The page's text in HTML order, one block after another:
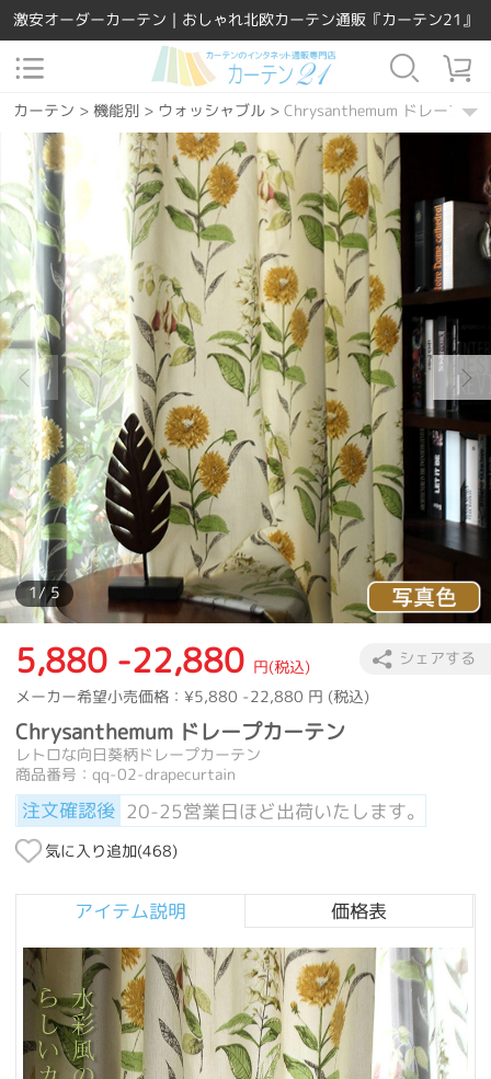
激安オーダーカーテン｜おしゃれ北欧カーテン通販『カーテン21』
カーテン > 機能別> ウォッシャブル> Chrysanthemum ドレープカ
カーテン
素材 >ポリエステル>Chrysanthemum ドレープカーテ
カーテン
場所で選ぶ > 寝室>Chrysanthemum ドレープカーテン
カーテン
> Easy Order >Chrysanthemum ドレープカーテン
カーテン
> 場所で選ぶ >リビング >Chrysanthemum ドレープカー
カーテン > 機能別 遮熱保温>
Chrysanthemum ドレープカーテン
カーテン> デザインテイスト>北欧風>Chrysanthemum ドレープ
カーテン>カーテンの種類> ドレープカーテン>
Chrysanthemum
カーテン>場所で選ぶ>ダイニング・キッチン >Chrysanthemum
カーテン>柄>花>Chrysanthemum ドレープカーテン
カーテン >柄>ボタニカル
Chrysanthemum ドレープカーテン
カーテン>柄>その他>Chrysanthemum ドレープカーテン
カーテン>デザインテイスト>ナチュラル >Chrysanthemum ドレ
カーテン>デザインテイスト> カジュアル>Chrysanthemum ドレ
カーテン>デザインテイスト> ハワイアン >Chrysanthemum ドレ
カーテン>デザインテイスト> カントリー >Chrysanthemum ドレ
カーテン>デザインテイスト>レトロ>Chrysanthemum ドレープ
1/ 5
5,880 -22,880 円(税込)
メーカー希望小売価格：¥5,880 -22,880 円 (税込)
Chrysanthemum ドレープカーテン
レトロな向日葵柄ドレープカーテン
商品番号：qq-02-drapecurtain
注文確認後 20-25営業日ほど出荷いたします。
気に入り追加(468)
シェアする
アイテム説明 価格表